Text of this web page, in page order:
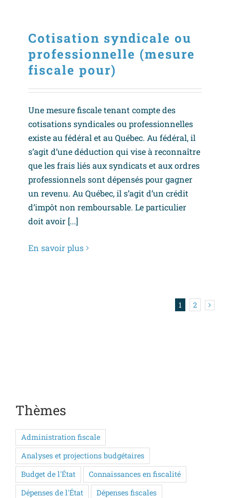
Cotisation syndicale ou
professionnelle (mesure
fiscale pour)
Une mesure fiscale tenant compte des
cotisations syndicales ou professionnelles
existe au fédéral et au Québec. Au fédéral, il
s’agit d’une déduction qui vise à reconnaître
que les frais liés aux syndicats et aux ordres
professionnels sont dépensés pour gagner
un revenu. Au Québec, il s’agit d’un crédit
d’impôt non remboursable. Le particulier
doit avoir [...]
En savoir plus
1 2
Thèmes
Administration fiscale
Analyses et projections budgétaires
Budget de l'État
Connaissances en fiscalité
Dépenses de l'État
Dépenses fiscales